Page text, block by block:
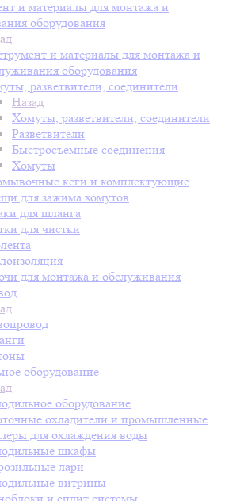
и материалы для монтажа и
оборудования
и материалы для монтажа и
оборудования
разветвители, соединители
Назад
Хомуты, разветвители, соединители
Разветвители
Быстросъемные соединения
Хомуты
кеги и комплектующие
для зажима хомутов
для шланга
для чистки
для монтажа и обслуживания
оборудование
оборудование
охладители и промышленные
для охлаждения воды
шкафы
лари
витрины